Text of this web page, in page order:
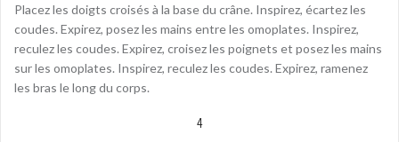
Placez les doigts croisés à la base du crâne. Inspirez, écartez les
coudes. Expirez, posez les mains entre les omoplates. Inspirez,
reculez les coudes. Expirez, croisez les poignets et posez les mains
sur les omoplates. Inspirez, reculez les coudes. Expirez, ramenez
les bras le long du corps.
4